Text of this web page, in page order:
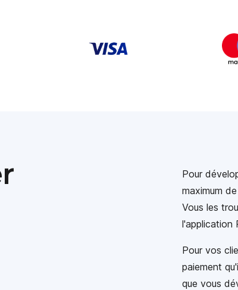
Pour
maximum
Vous les
l'application
Pour vos
paiement
que vous